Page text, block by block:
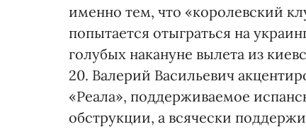
именно тем, что «королевский
попытается отыграться на
голубых накануне вылета из
20. Валерий Васильевич
«Реала», поддерживаемое
обструкции, а всячески